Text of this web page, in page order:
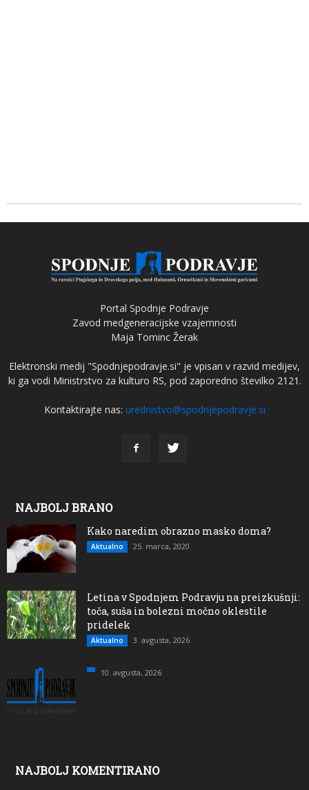
Portal Spodnje Podravje
Zavod medgeneracijske vzajemnosti
Maja Tominc Žerak
Elektronski medij "Spodnjepodravje.si" je vpisan v razvid medijev,
ki ga vodi Ministrstvo za kulturo RS, pod zaporedno številko 2121.
Kontaktirajte nas: urednistvo@spodnjepodravje.si
NAJBOLJ BRANO
Kako naredim obrazno masko doma?
Aktualno 25. marca, 2020
Letina v Spodnjem Podravju na preizkušnji:
toča, suša in bolezni močno oklestile
pridelek
Aktualno 3. avgusta, 2026
10. avgusta, 2026
NAJBOLJ KOMENTIRANO